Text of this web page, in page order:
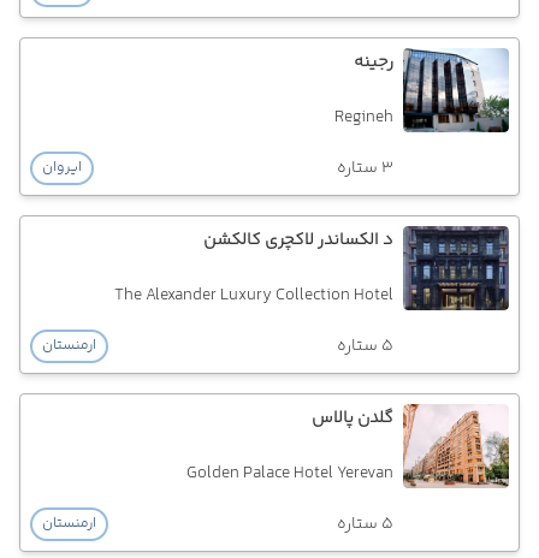
رجینه
Regineh
3 ستاره
ایروان
د الکساندر لاکچری کالکشن
The Alexander Luxury Collection Hotel
5 ستاره
ارمنستان
گلدن پالاس
Golden Palace Hotel Yerevan
5 ستاره
ارمنستان